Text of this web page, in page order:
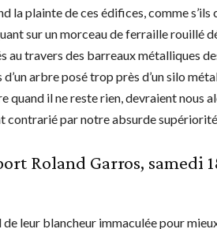
la plainte de ces édifices, comme s’ils
sur un morceau de ferraille rouillé
au travers des barreaux métalliques
arbre posé trop près d’un silo
quand il ne reste rien, devraient nous
contrarié par notre absurde
Roland Garros, samedi
de leur blancheur immaculée pour